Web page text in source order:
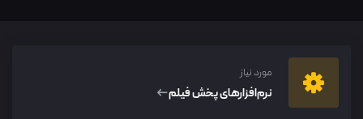
مورد نیاز
نرم‌افزار‌های پخش فیلم